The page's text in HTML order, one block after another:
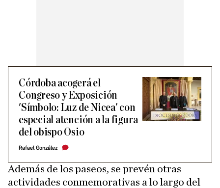
Córdoba acogerá el
Congreso y Exposición
'Símbolo: Luz de Nicea' con
especial atención a la figura
del obispo Osio
Rafael González
Además de los paseos, se prevén otras
actividades conmemorativas a lo largo del